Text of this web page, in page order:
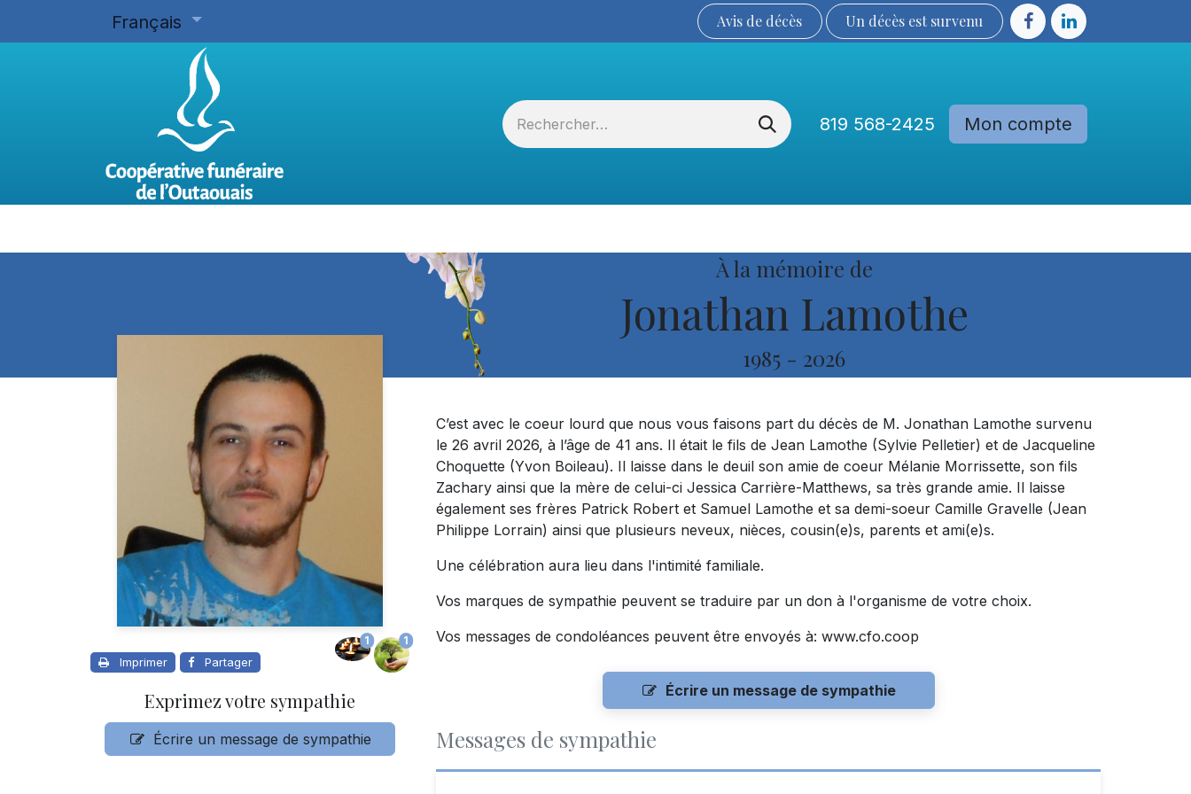
Français Avis de décès Un décès est sur​​​​​​​​ve​nu​​​​​​​​​​
819 568-2425 Mon compte
À la mémoire de
Jonathan Lamothe
1985 - 2026
Imprimer Partager
1 1
Exprimez votre sympathie
Écrire un message de sympathie
C’est avec le coeur lourd que nous vous faisons part du décès de M. Jonathan Lamothe survenu
le 26 avril 2026, à l’âge de 41 ans. Il était le fils de Jean Lamothe (Sylvie Pelletier) et de Jacqueline
Choquette (Yvon Boileau). Il laisse dans le deuil son amie de coeur Mélanie Morrissette, son fils
Zachary ainsi que la mère de celui-ci Jessica Carrière-Matthews, sa très grande amie. Il laisse
également ses frères Patrick Robert et Samuel Lamothe et sa demi-soeur Camille Gravelle (Jean
Philippe Lorrain) ainsi que plusieurs neveux, nièces, cousin(e)s, parents et ami(e)s.
Une célébration aura lieu dans l'intimité familiale.
Vos marques de sympathie peuvent se traduire par un don à l'organisme de votre choix.
Vos messages de condoléances peuvent être envoyés à: www.cfo.coop
Écrire un message de sympathie
Messages de sympathie